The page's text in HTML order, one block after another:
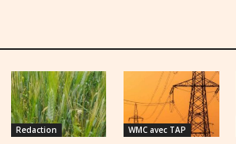
Redaction WMC avec TAP